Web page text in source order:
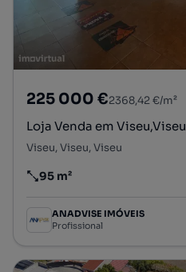
225 000 €2368,42 €/m²
Loja Venda em Viseu,Viseu
Viseu, Viseu, Viseu
Preço por metro quadrado
95 m²
ANADVISE IMÓVEIS
Profissional